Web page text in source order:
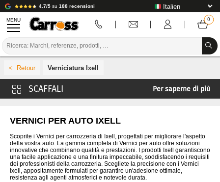
4.7/5 su 188 recensioni
MENU
MATERIALI DI CONSUMO PER LA CARROZZERIA
STRUMENTI PER LA CARROZZERIA
ATTREZZATURE PER CARROZZERIA
MARCHE
Verniciatura Ixell
Vernici Cromax
Verniciatura De Beer
Vernici Glasurit
Vernici Lechler
Vernici Lesonal
Per saperne di più
VERNICI PER AUTO IXELL
Scoprite i Vernici per carrozzeria di Ixell, progettati per migliorare l'aspetto
della vostra auto. La gamma completa di Vernici per auto offre soluzioni
innovative che combinano qualità e prestazioni. I prodotti Ixell garantiscono
una facile applicazione e una finitura impeccabile, soddisfacendo i requisiti
dei professionisti della carrozzeria. Scegliete la precisione con i Vernici
Ixell, appositamente formulati per garantire un'adesione ottimale,
resistenza agli agenti atmosferici e notevole durata.